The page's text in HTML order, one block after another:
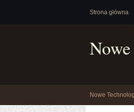
Strona główna
Nowe